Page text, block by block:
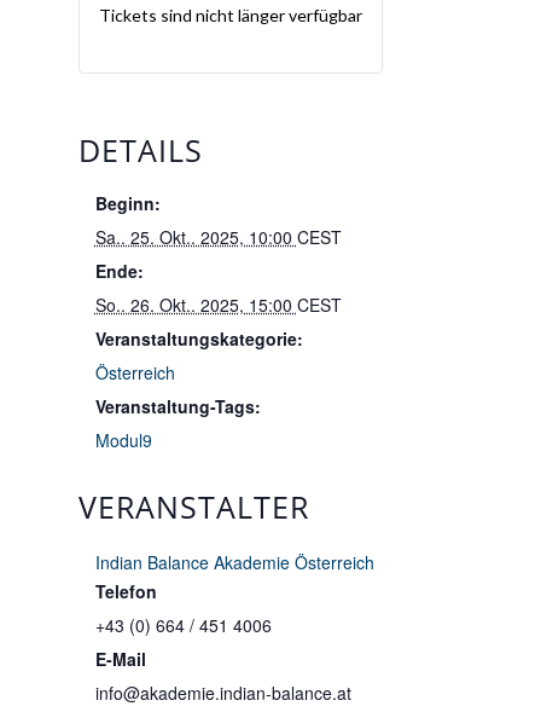
Tickets sind nicht länger verfügbar
DETAILS
Beginn:
Sa.. 25. Okt.. 2025, 10:00 CEST
Ende:
So.. 26. Okt.. 2025, 15:00 CEST
Veranstaltungskategorie:
Österreich
Veranstaltung-Tags:
Modul9
VERANSTALTER
Indian Balance Akademie Österreich
Telefon
+43 (0) 664 / 451 4006
E-Mail
info@akademie.indian-balance.at